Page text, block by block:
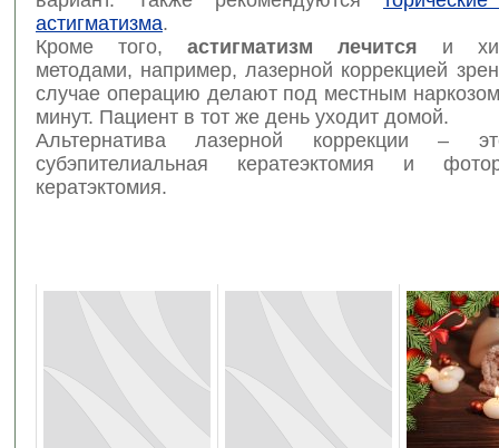
астигматизма.
Кроме того, астигматизм лечится и
методами, например, лазерной коррекцией
случае операцию делают под местным
минут. Пациент в тот же день уходит домой.
Альтернатива лазерной коррекции –
субэпителиальная кератеэктомия и
кератэктомия.